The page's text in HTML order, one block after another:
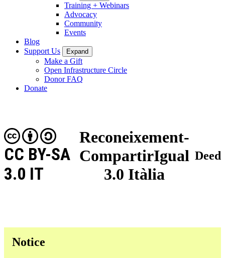
Training + Webinars
Advocacy
Community
Events
Blog
Support Us
Expand
Make a Gift
Open Infrastructure Circle
Donor FAQ
Donate
Reconeixement-
CompartirIgual
3.0 Itàlia
CC BY-SA
3.0 IT
Deed
Notice